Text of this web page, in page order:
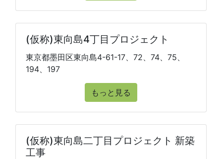
(仮称)東向島4丁目プロジェクト
東京都墨田区東向島4-61-17、72、74、75、
194、197
もっと見る
(仮称)東向島二丁目プロジェクト 新築
工事